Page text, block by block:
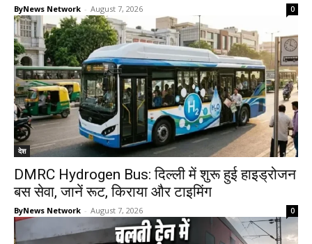
ByNews Network - August 7, 2026 0
देश
DMRC Hydrogen Bus: दिल्ली में शुरू हुई हाइड्रोजन
बस सेवा, जानें रूट, किराया और टाइमिंग
ByNews Network - August 7, 2026 0